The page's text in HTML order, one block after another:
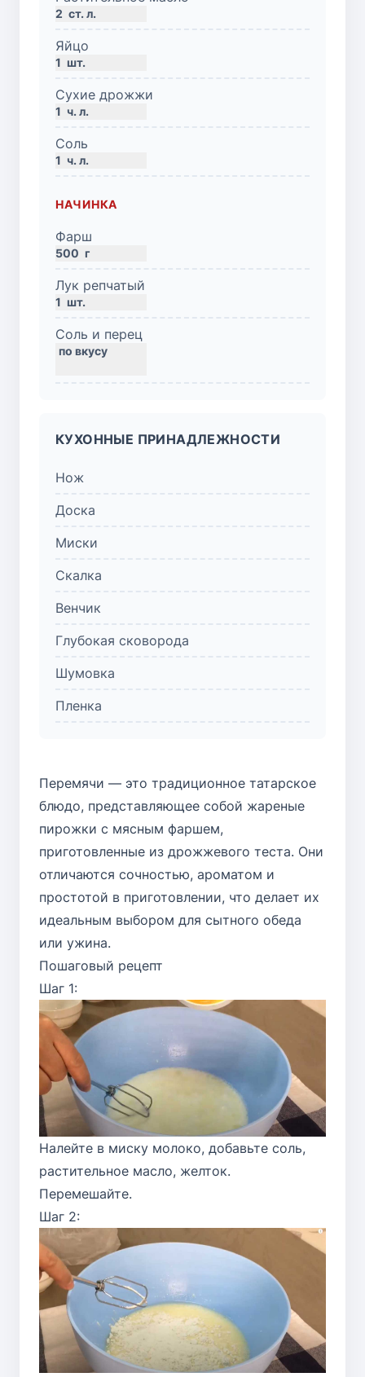
2 ст. л.
Яйцо
1 шт.
Сухие дрожжи
1 ч. л.
Соль
1 ч. л.
НАЧИНКА
Фарш
500 г
Лук репчатый
1 шт.
Соль и перец
КУХОННЫЕ ПРИНАДЛЕЖНОСТИ
Нож
Доска
Миски
Скалка
Венчик
Глубокая сковорода
Шумовка
Пленка
Перемячи — это традиционное татарское
блюдо, представляющее собой жареные
пирожки с мясным фаршем,
приготовленные из дрожжевого теста. Они
отличаются сочностью, ароматом и
простотой в приготовлении, что делает их
идеальным выбором для сытного обеда
или ужина.
Пошаговый рецепт
Шаг 1:
Налейте в миску молоко, добавьте соль,
растительное масло, желток.
Перемешайте.
Шаг 2: